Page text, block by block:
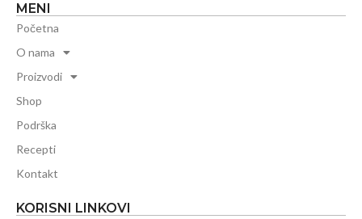
MENI
Početna
O nama
Proizvodi
Shop
Podrška
Recepti
Kontakt
KORISNI LINKOVI